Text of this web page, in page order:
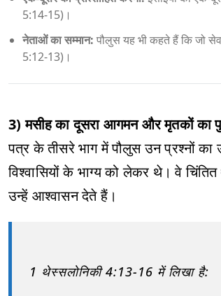
5:14-15)।
नेताओं का सम्मान: पौलुस यह भी कहते हैं कि जो
5:12-13)।
3) मसीह का दूसरा आगमन और मृतकों का
पत्र के तीसरे भाग में पौलुस उन प्रश्नों
विश्वासियों के भाग्य को लेकर थे। वे
उन्हें आश्वासन देते हैं।
1 थेस्सलोनिकी 4:13-16 में लिखा है: